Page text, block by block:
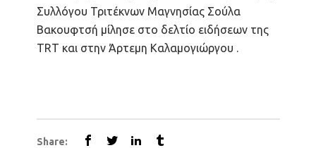
Συλλόγου Τριτέκνων Μαγνησίας Σούλα
Βακουφτσή μίλησε στο δελτίο ειδήσεων της
TRT και στην Άρτεμη Καλαμογιώργου .
Share: